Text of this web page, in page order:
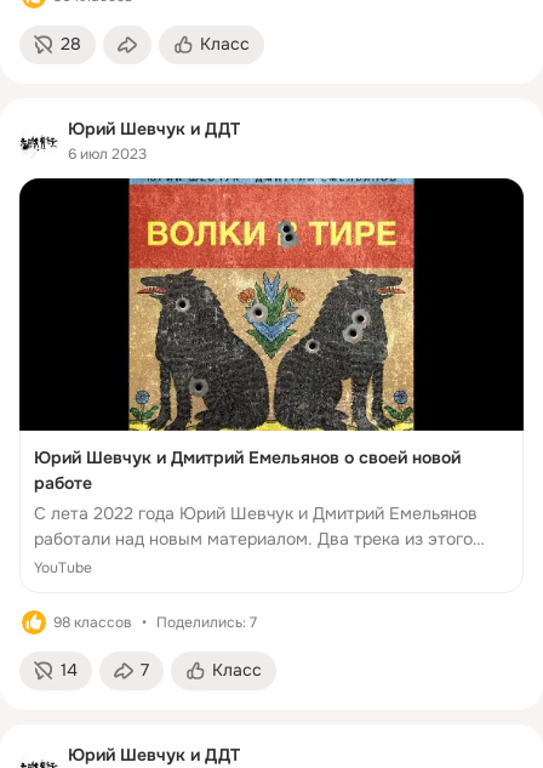
28 Класс
Юрий Шевчук и ДДТ
6 июл 2023
Юрий Шевчук и Дмитрий Емельянов о своей новой
работе
С лета 2022 года Юрий Шевчук и Дмитрий Емельянов
работали над новым материалом. Два трека из этого
альбома – «Родина, вернись домой» и «Похороны войны»
YouTube
98 классов Поделились: 7
14 7 Класс
Юрий Шевчук и ДДТ